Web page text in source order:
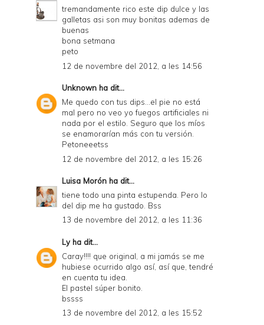
tremandamente rico este dip dulce y las
galletas asi son muy bonitas ademas de
buenas
bona setmana
peto
12 de novembre del 2012, a les 14:56
Unknown ha dit...
Me quedo con tus dips...el pie no está
mal pero no veo yo fuegos artificiales ni
nada por el estilo. Seguro que los míos
se enamorarían más con tu versión.
Petoneeetss
12 de novembre del 2012, a les 15:26
Luisa Morón ha dit...
tiene todo una pinta estupenda. Pero lo
del dip me ha gustado. Bss
13 de novembre del 2012, a les 11:36
Lyha dit...
Caray!!!! que original, a mi jamás se me
hubiese ocurrido algo así, así que, tendré
en cuenta tu idea.
El pastel súper bonito.
bssss
13 de novembre del 2012, a les 15:52